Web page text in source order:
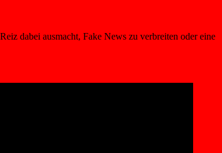
dabei ausmacht, Fake News zu verbreiten oder eine